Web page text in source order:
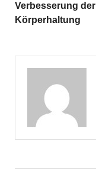
Verbesserung der
Körperhaltung